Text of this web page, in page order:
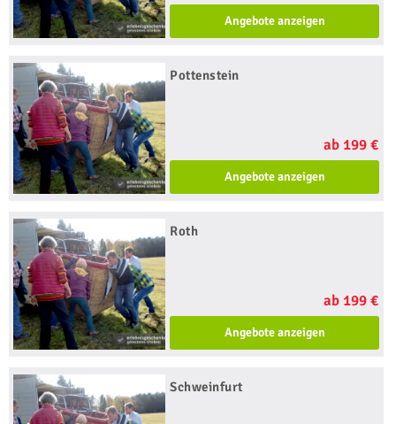
Angebote anzeigen
Pottenstein
ab 199 €
Angebote anzeigen
Roth
ab 199 €
Angebote anzeigen
Schweinfurt